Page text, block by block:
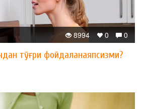
0
0
8994
тўғри фойдаланаяпсизми?